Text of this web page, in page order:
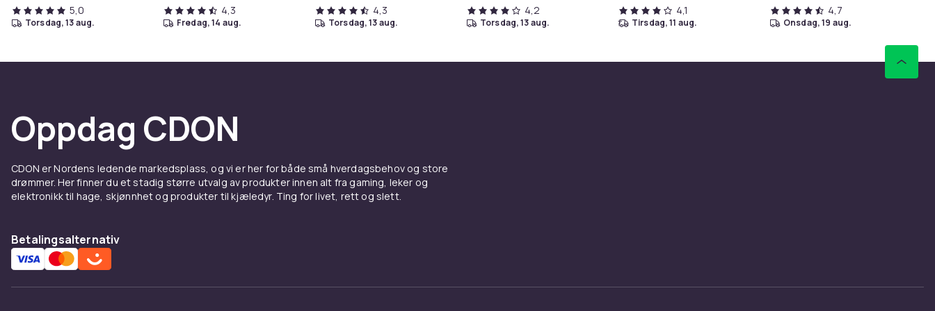
5,0
torsdag, 13 aug.
4,3
fredag, 14 aug.
4,3
torsdag, 13 aug.
4,2
torsdag, 13 aug.
4,1
tirsdag, 11 aug.
4,7
onsdag, 19 aug.
Oppdag CDON
CDON er Nordens ledende markedsplass, og vi er her for både små hverdagsbehov og store
drømmer. Her finner du et stadig større utvalg av produkter innen alt fra gaming, leker og
elektronikk til hage, skjønnhet og produkter til kjæledyr. Ting for livet, rett og slett.
Betalingsalternativ